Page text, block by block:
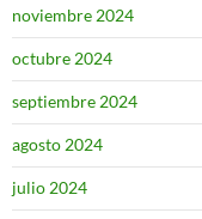
noviembre 2024
octubre 2024
septiembre 2024
agosto 2024
julio 2024